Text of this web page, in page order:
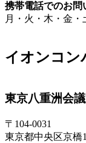
携帯電話でのお問
月・火・木・金・
イオンコン
東京八重洲会
〒104-0031
東京都中央区京